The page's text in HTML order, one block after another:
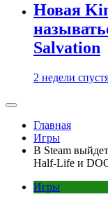
Новая
Salvation
2 недели
Главная
Игры
В Steam
Half-Life и
Игры